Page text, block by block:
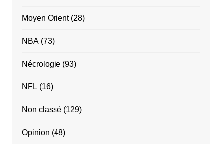
Moyen Orient(28)
NBA(73)
Nécrologie(93)
NFL (16)
Non classé(129)
Opinion (48)